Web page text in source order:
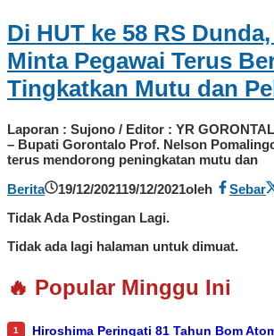
Di HUT ke 58 RS
Minta Pegawai Terus
Tingkatkan Mutu dan
Laporan : Sujono / Editor : YR
– Bupati Gorontalo Prof. Nelson
terus mendorong peningkatan mutu dan
Berita
19/12/202119/12/2021oleh Sebar
Tidak Ada Postingan Lagi.
Tidak ada lagi halaman untuk dimuat.
🔥 Popular Minggu Ini
1 Hiroshima Peringati 81 Tahun Bom